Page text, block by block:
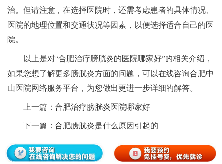
治。但请注意，在选择医院时，还需考虑患者的具体情况、
医院的地理位置和交通状况等因素，以便选择适合自己的医
院。
以上是对“合肥治疗膀胱炎的医院哪家好”的相关介绍，
如果您想了解更多膀胱炎方面的问题，可以在线咨询合肥中
山医院网络服务平台，为您做出更进一步详细的解答。
上一篇： 合肥治疗膀胱炎医院哪家好
下一篇： 合肥膀胱炎是什么原因引起的